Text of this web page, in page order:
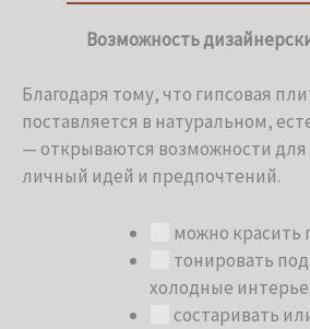
Возможность
Благодаря тому, что гипсовая
поставляется в натуральном,
— открываются возможности для
личный идей и предпочтений.
можно красить
тонировать
холодные
состаривать